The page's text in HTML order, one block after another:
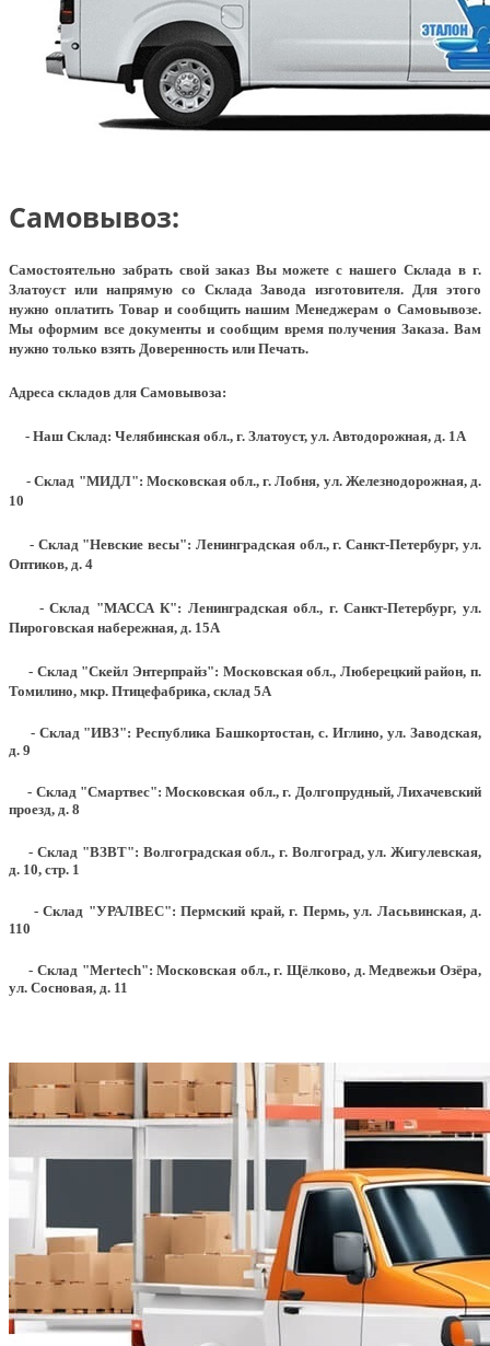
Самовывоз:
Самостоятельно забрать свой заказ Вы можете с нашего Склада в г.
Златоуст или напрямую со Склада Завода изготовителя. Для этого
нужно оплатить Товар и сообщить нашим Менеджерам о Самовывозе.
Мы оформим все документы и сообщим время получения Заказа. Вам
нужно только взять Доверенность или Печать.
Адреса складов для Самовывоза:
- Наш Склад: Челябинская обл., г. Златоуст, ул. Автодорожная, д. 1А
- Склад "МИДЛ": Московская обл., г. Лобня, ул. Железнодорожная, д.
10
- Склад "Невские весы": Ленинградская обл., г. Санкт-Петербург, ул.
Оптиков, д. 4
- Склад "МАССА К": Ленинградская обл., г. Санкт-Петербург, ул.
Пироговская набережная, д. 15А
- Склад "Скейл Энтерпрайз": Московская обл., Люберецкий район, п.
Томилино, мкр. Птицефабрика, склад 5А
- Склад "ИВЗ": Республика Башкортостан, с. Иглино, ул. Заводская,
д. 9
- Склад "Смартвес":Московская обл., г. Долгопрудный, Лихачевский
проезд, д. 8
- Склад "ВЗВТ": Волгоградская обл., г. Волгоград, ул. Жигулевская,
д. 10, стр. 1
- Склад "УРАЛВЕС": Пермский край, г. Пермь, ул. Ласьвинская, д.
110
- Склад "Mertech": Московская обл., г. Щёлково, д. Медвежьи Озёра,
ул. Сосновая, д. 11